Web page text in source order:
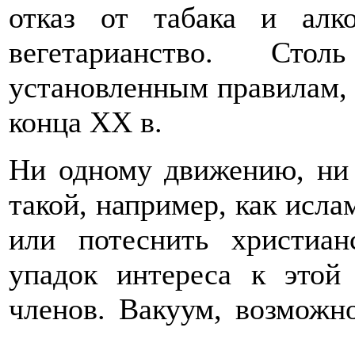
отказ от табака и
вегетарианство.
установленным
конца XX в.
Ни одному движению, ни
такой, например, как
или потеснить
упадок интереса к
членов. Вакуум,